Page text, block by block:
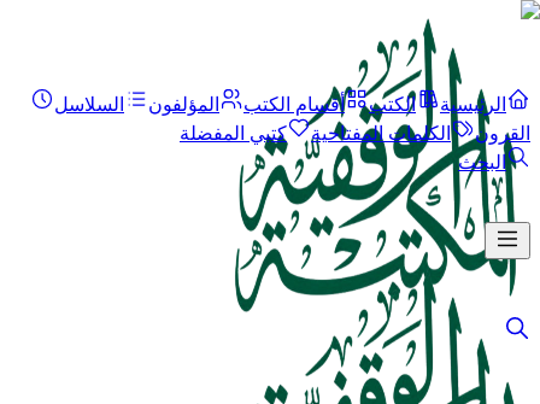
الرئيسية الكتب أقسام الكتب المؤلفون
السلاسل
القرون
الكلمات المفتاحية
كتبي المفضلة
البحث